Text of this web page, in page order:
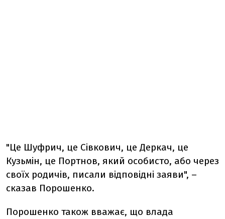
"Це Шуфрич, це Сівкович, це Деркач, це
Кузьмін, це Портнов, який особисто, або через
своїх родичів, писали відповідні заяви", –
сказав Порошенко.
Порошенко також вважає, що влада